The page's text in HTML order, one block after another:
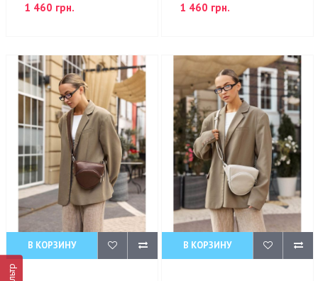
1 460 грн. 1 460 грн.
В КОРЗИНУ В КОРЗИНУ